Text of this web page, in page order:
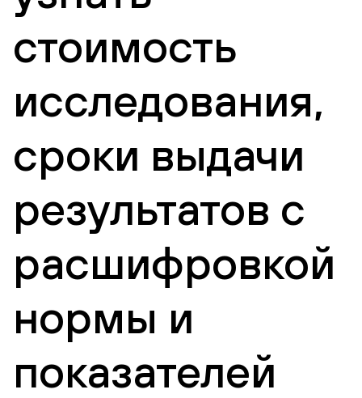
стоимость
исследования,
сроки выдачи
результатов с
расшифровкой
нормы и
показателей